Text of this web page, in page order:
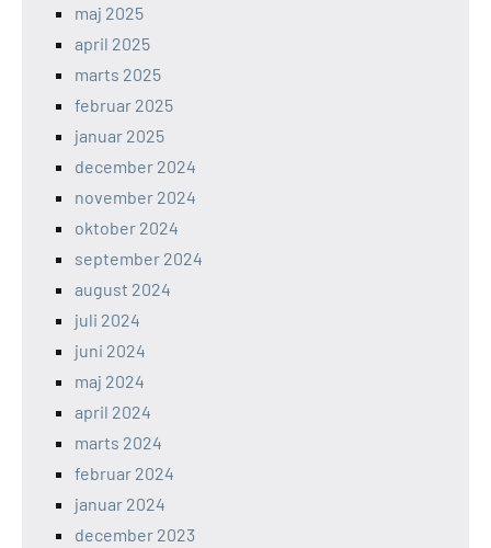
maj 2025
april 2025
marts 2025
februar 2025
januar 2025
december 2024
november 2024
oktober 2024
september 2024
august 2024
juli 2024
juni 2024
maj 2024
april 2024
marts 2024
februar 2024
januar 2024
december 2023